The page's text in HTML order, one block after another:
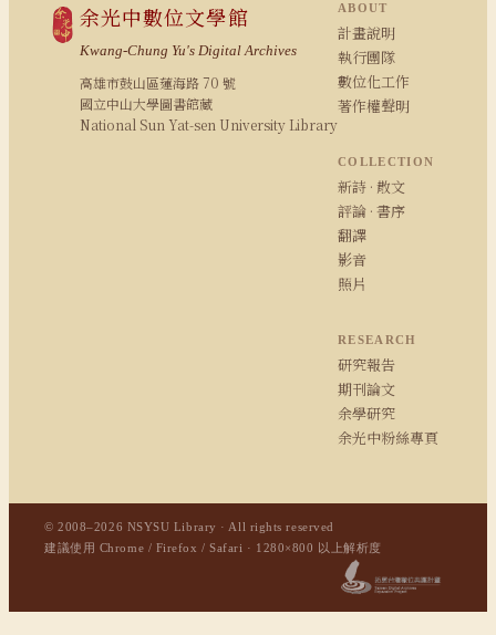
余光中數位文學館
Kwang-Chung Yu's Digital Archives
高雄市鼓山區蓮海路 70 號
國立中山大學圖書館藏
National Sun Yat-sen University Library
ABOUT
計畫說明
執行團隊
數位化工作
著作權聲明
COLLECTION
新詩 · 散文
評論 · 書序
翻譯
影音
照片
RESEARCH
研究報告
期刊論文
余學研究
余光中粉絲專頁
© 2008–2026 NSYSU Library · All rights reserved
建議使用 Chrome / Firefox / Safari · 1280×800 以上解析度